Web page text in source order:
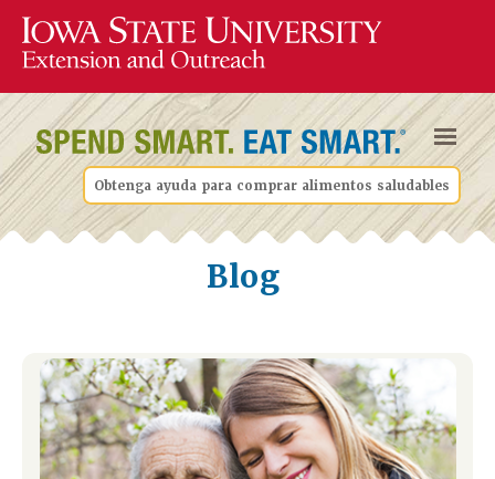
Obtenga ayuda para comprar alimentos saludables
Blog